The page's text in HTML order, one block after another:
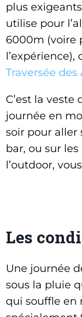
plus
utilise pour
6000m (voire
l’expérience),
Traversée des
C’est la
journée en
soir pour aller
bar, ou sur les
l’outdoor,
Les
Une journée
sous la pluie
qui souffle en